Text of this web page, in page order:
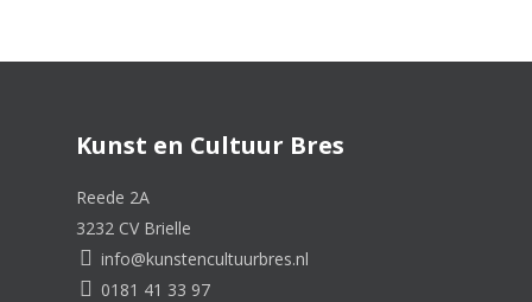
Kunst en Cultuur Bres
Reede 2A
3232 CV Brielle
info@kunstencultuurbres.nl
0181 41 33 97